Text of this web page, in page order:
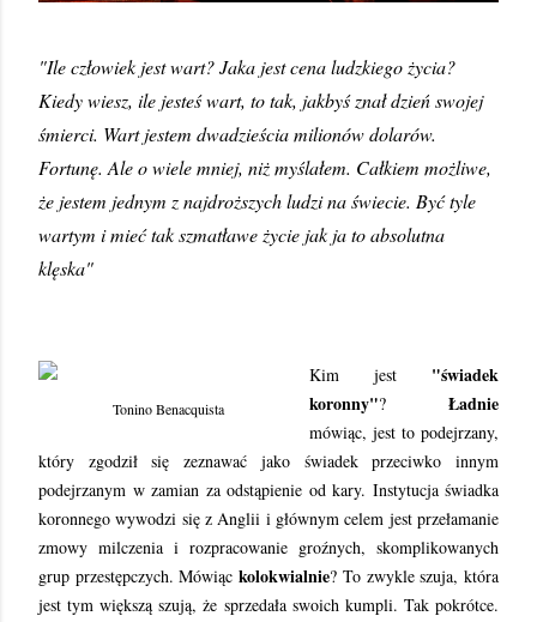
"Ile człowiek jest wart? Jaka jest cena ludzkiego życia?
Kiedy wiesz, ile jesteś wart, to tak, jakbyś znał dzień swojej
śmierci. Wart jestem dwadzieścia milionów dolarów.
Fortunę. Ale o wiele mniej, niż myślałem. Całkiem możliwe,
że jestem jednym z najdroższych ludzi na świecie. Być tyle
wartym i mieć tak szmatławe życie jak ja to absolutna
klęska"
Tonino Benacquista
Kim jest "świadek
koronny"? Ładnie
mówiąc, jest to podejrzany,
który zgodził się zeznawać jako świadek przeciwko innym
podejrzanym w zamian za odstąpienie od kary. Instytucja świadka
koronnego wywodzi się z Anglii i głównym celem jest przełamanie
zmowy milczenia i rozpracowanie groźnych, skomplikowanych
grup przestępczych. Mówiąckolokwialnie? To zwykle szuja, która
jest tym większą szują, że sprzedała swoich kumpli. Tak pokrótce.